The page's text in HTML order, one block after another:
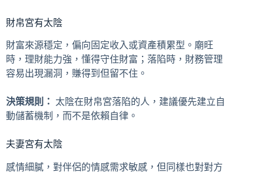
財帛宮有太陰
財富來源穩定，偏向固定收入或資產積累型。廟旺
時，理財能力強，懂得守住財富；落陷時，財務管理
容易出現漏洞，賺得到但留不住。
決策規則：
太陰在財帛宮落陷的人，建議優先建立自
動儲蓄機制，而不是依賴自律。
夫妻宮有太陰
感情細膩，對伴侶的情感需求敏感，但同樣也對對方